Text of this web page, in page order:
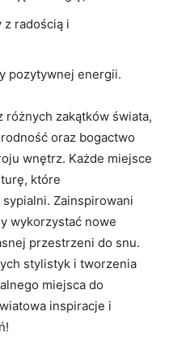
z radością i
pozytywnej energii.
różnych zakątków świata,
oraz bogactwo
wnętrz. Każde⁣ miejsce
które
Zainspirowani​
wykorzystać nowe
przestrzeni do ‍snu.
stylistyk i tworzenia
miejsca do
​inspiracje i